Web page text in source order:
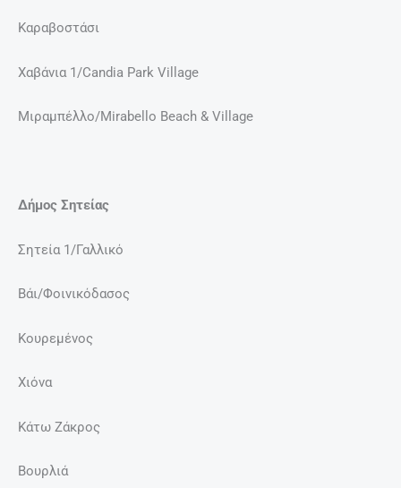
Καραβοστάσι
Χαβάνια 1/Candia Park Village
Μιραμπέλλο/Mirabello Beach & Village
Δήμος Σητείας
Σητεία 1/Γαλλικό
Βάι/Φοινικόδασος
Κουρεμένος
Χιόνα
Κάτω Ζάκρος
Βουρλιά